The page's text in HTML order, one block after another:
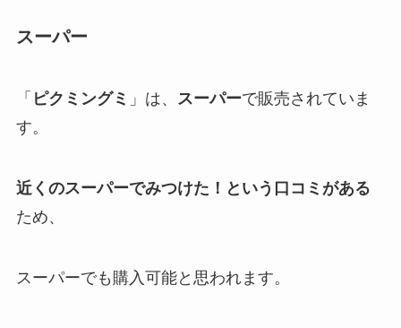
スーパー
「 ピクミングミ 」は、 スーパーで販売されていま
す。
近くのスーパーでみつけた！という口コミがある
ため、
スーパーでも購入可能と思われます。